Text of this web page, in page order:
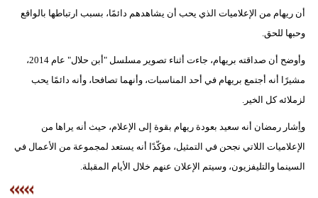
أن ريهام من الإعلاميات الذي يحب أن يشاهدهم دائمًا، بسبب ارتباطها بالواقع
وحبها للحق.
وأوضح أن صداقته بريهام، جاءت أثناء تصوير مسلسل "أبن حلال" عام 2014،
مشيرًا أنه أجتمع بريهام في أحد المناسبات، وأنهما تصافحا، وأنه دائمًا يحب
لزملائه كل الخير.
وأِشار رمضان أنه سعيد بعودة ريهام بقوة إلى الإعلام، حيث أنه يراها من
الإعلاميات اللاتي نجحن في التمثيل، مؤكّدًا أنه يستعد لمجموعة من الأعمال في
السينما والتليفزيون، وسيتم الإعلان عنهم خلال الأيام المقبلة.